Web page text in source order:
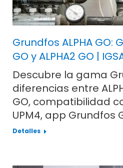
Grundfos ALPHA GO:
GO y ALPHA2 GO |
Descubre la gama
diferencias entre
GO, compatibilidad
UPM4, app Grundfos
Detalles